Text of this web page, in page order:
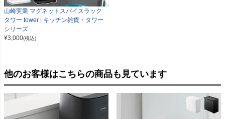
山崎実業 マグネットスパイスラック
タワー tower | キッチン雑貨・タワー
シリーズ
¥3,000(税込)
他のお客様はこちらの商品も見ています